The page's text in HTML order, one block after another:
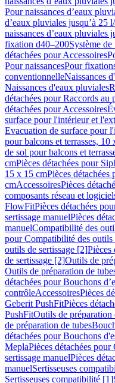
Pour naissances d’eaux
d’eaux pluviales jusqu’à 25
naissances d’eaux pluviales
fixation d40–200Système
détachées pour Accessoires
Pour naissancesPour
conventionnelleNaissances
Naissances d'eaux pluviales
détachées pour Raccords au
détachées pour Accessoires
surface pour l'intérieur et
Evacuation de surface pour
pour balcons et terrasses, 10
de sol pour balcons et
cmPièces détachées pour
15 x 15 cmPièces
cmAccessoiresPièces
composants réseau et
FlowFitPièces détachées
sertissage manuelPièces
manuelCompatibilité des
pour Compatibilité des outils
outils de sertissage [2]Pièces
de sertissage [2]Outils de
Outils de préparation de
détachées pour Bouchons
contrôleAccessoiresPièces
Geberit PushFitPièces
PushFitOutils de préparation
de préparation de tubes
détachées pour Bouchons
MeplaPièces détachées
sertissage manuelPièces
manuelSertisseuses
Sertisseuses compatibilité [1]